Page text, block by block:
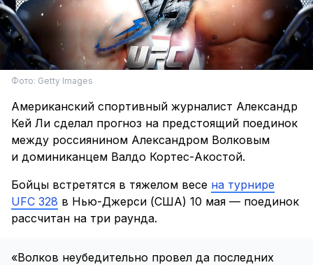
Фото: Getty Images
Американский спортивный журналист Александр
Кей Ли сделал прогноз на предстоящий поединок
между россиянином Александром Волковым
и доминиканцем Валдо Кортес-Акостой.
Бойцы встретятся в тяжелом весе на турнире
UFC 328 в Нью-Джерси (США) 10 мая — поединок
рассчитан на три раунда.
«Волков неубедительно провел да последних